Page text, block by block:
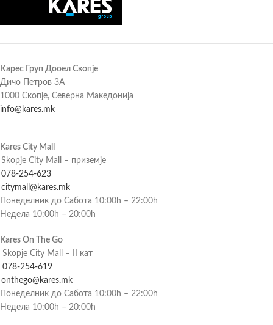
Карес Груп Дооел Скопје
Дичо Петров 3А
1000 Скопје, Северна Македонија
info@kares.mk
Kares City Mall
Skopje City Mall – приземје
078-254-623
citymall@kares.mk
Понеделник до Сабота 10:00h – 22:00h
Недела 10:00h – 20:00h
Kares On The Go
Skopje City Mall – II кат
078-254-619
onthego@kares.mk
Понеделник до Сабота 10:00h – 22:00h
Недела 10:00h – 20:00h